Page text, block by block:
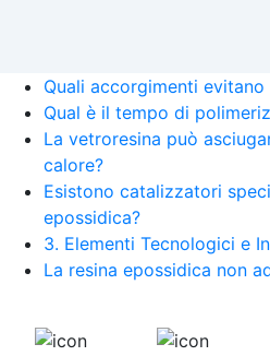
Quali accorgimenti
Qual è il tempo di
La vetroresina può
calore?
Esistono catalizzatori
epossidica?
3. Elementi Tecnologici e
La resina epossidica non